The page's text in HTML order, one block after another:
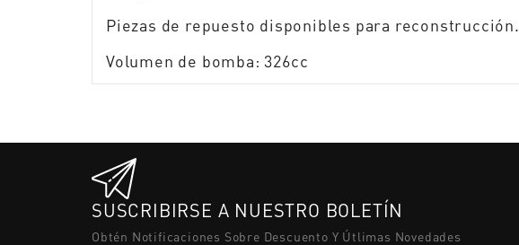
Piezas de repuesto disponibles para reconstrucción.
Volumen de bomba: 326cc
SUSCRIBIRSE A NUESTRO BOLETÍN
Obtén Notificaciones Sobre Descuento Y Útlimas Novedades